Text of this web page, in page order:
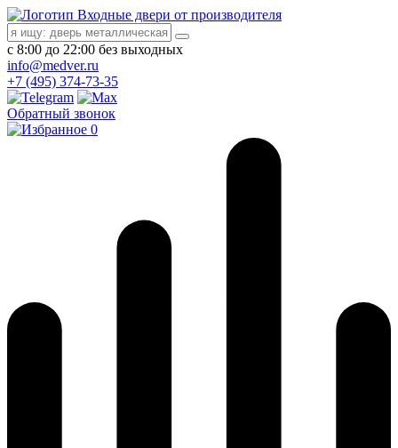
Входные двери от производителя
с 8:00 до 22:00 без выходных
info@medver.ru
+7 (495) 374-73-35
Обратный звонок
0